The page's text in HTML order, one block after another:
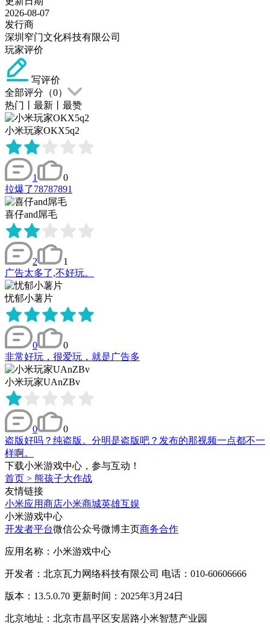
2026-08-07
发行商
深圳窄门文化科技有限公司
玩家评价
写评价
全部评分（0）
热门
最新 最赞
小米玩家OKX5q2
1
0
拉爆了78787891
喜仔and屌毛
2
1
广告太多了,不好玩。
忧郁小薯片
0
0
非常好玩，很爱玩，就是广告多
小米玩家UAnZBv
0
0
盗版好吗？纯盗版。分明是盗版吧？发布的那视频一点都不一
样啊。
下载小米游戏中心，参与互动！
首页 > 熊孩子大作战
友情链接
小米应用商店小米商城英雄互娱
小米游戏中心
开发者平台微信公众号微博主页商务合作
应用名称：小米游戏中心
开发者：北京瓦力网络科技有限公司 电话：010-60606666
版本：13.5.0.70 更新时间：2025年3月24日
北京地址：北京市昌平区安居路小米智慧产业园